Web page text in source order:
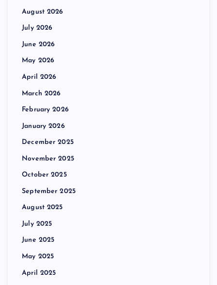
August 2026
July 2026
June 2026
May 2026
April 2026
March 2026
February 2026
January 2026
December 2025
November 2025
October 2025
September 2025
August 2025
July 2025
June 2025
May 2025
April 2025